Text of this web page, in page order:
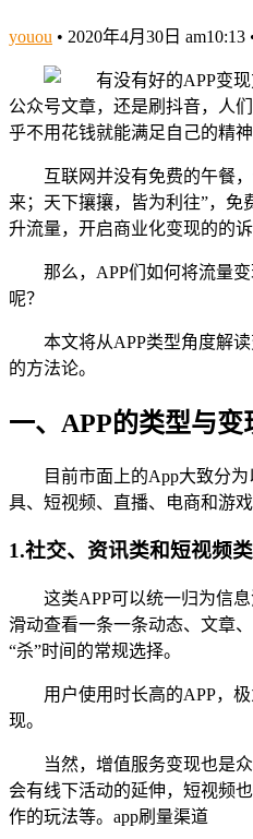
youou • 2020年4月30日 am10:13
公众号文章，还是刷抖音，人
乎不用花钱就能满足自己的精
互联网并没有免费的午餐
来；天下攘攘，皆为利往”，免
升流量，开启商业化变现的的诉
那么，APP们如何将流量
呢？
本文将从APP类型角度解
的方法论。
一、APP的类型与变
目前市面上的App大致分
具、短视频、直播、电商和游戏
1.社交、资讯类和短视频
这类APP可以统一归为信
滑动查看一条一条动态、文章
“杀”时间的常规选择。
用户使用时长高的APP，
现。
当然，增值服务变现也是
会有线下活动的延伸，短视频
作的玩法等。app刷量渠道